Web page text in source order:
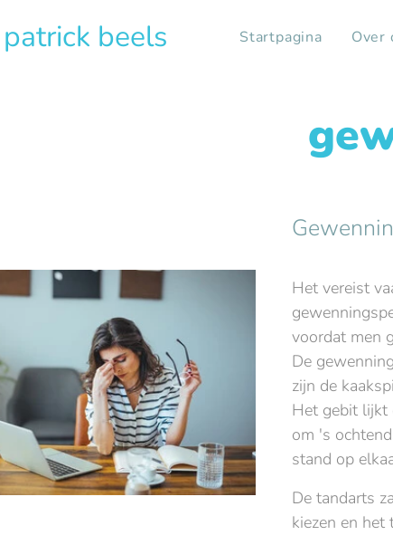
patrick beels Startpagina Over
Het vereist
voordat men
De
zijn de
Het gebit lijkt
om 's
stand op
De tandarts
kiezen en het